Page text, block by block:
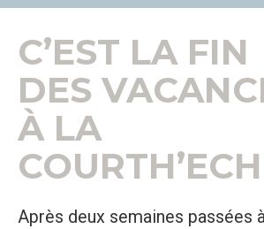
C’EST LA FIN
DES
À LA
Après deux semaines passées